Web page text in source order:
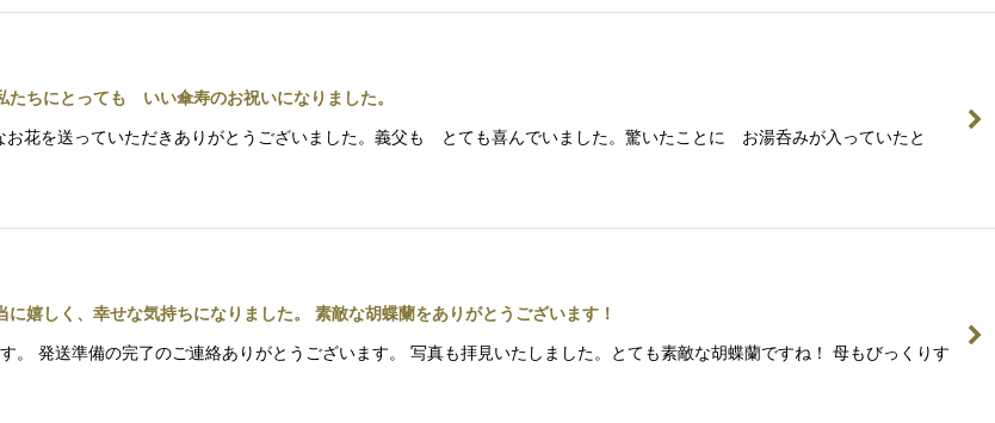
ちにとっても いい傘寿のお祝いになりました。
を送っていただきありがとうございました。義父も とても喜んでいました。驚いたことに お湯呑みが入っていたと
嬉しく、幸せな気持ちになりました。 素敵な胡蝶蘭をありがとうございます！
発送準備の完了のご連絡ありがとうございます。 写真も拝見いたしました。とても素敵な胡蝶蘭ですね！ 母もびっくりす